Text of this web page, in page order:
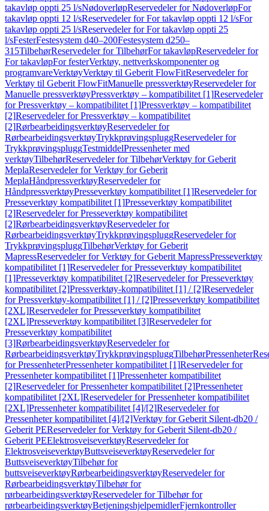
takavløp oppti 25 l/sNødoverløpReservedeler for NødoverløpFor
takavløp oppti 12 l/sReservedeler for For takavløp oppti 12 l/sFor
takavløp oppti 25 l/sReservedeler for For takavløp oppti 25
l/sFesterFestesystem d40–200Festesystem d250–
315TilbehørReservedeler for TilbehørFor takavløpReservedeler for
For takavløpFor festerVerktøy, nettverkskomponenter og
programvareVerktøyVerktøy til Geberit FlowFitReservedeler for
Verktøy til Geberit FlowFitManuelle pressverktøyReservedeler for
Manuelle pressverktøyPressverktøy – kompatibilitet [1]Reservedeler
for Pressverktøy – kompatibilitet [1]Pressverktøy – kompatibilitet
[2]Reservedeler for Pressverktøy – kompatibilitet
[2]RørbearbeidingsverktøyReservedeler for
RørbearbeidingsverktøyTrykkprøvingspluggReservedeler for
TrykkprøvingspluggTestmiddelPressenheter med
verktøyTilbehørReservedeler for TilbehørVerktøy for Geberit
MeplaReservedeler for Verktøy for Geberit
MeplaHåndpressverktøyReservedeler for
HåndpressverktøyPresseverktøy kompatibilitet [1]Reservedeler for
Presseverktøy kompatibilitet [1]Presseverktøy kompatibilitet
[2]Reservedeler for Presseverktøy kompatibilitet
[2]RørbearbeidingsverktøyReservedeler for
RørbearbeidingsverktøyTrykkprøvingspluggReservedeler for
TrykkprøvingspluggTilbehørVerktøy for Geberit
MapressReservedeler for Verktøy for Geberit MapressPresseverktøy
kompatibilitet [1]Reservedeler for Presseverktøy kompatibilitet
[1]Presseverktøy kompatibilitet [2]Reservedeler for Presseverktøy
kompatibilitet [2]Pressverktøy-kompatibilitet [1] / [2]Reservedeler
for Pressverktøy-kompatibilitet [1] / [2]Presseverktøy kompatibilitet
[2XL]Reservedeler for Presseverktøy kompatibilitet
[2XL]Presseverktøy kompatibilitet [3]Reservedeler for
Presseverktøy kompatibilitet
[3]RørbearbeidingsverktøyReservedeler for
RørbearbeidingsverktøyTrykkprøvingspluggTilbehørPressenheter
for PressenheterPressenheter kompatibilitet [1]Reservedeler for
Pressenheter kompatibilitet [1]Pressenheter kompatibilitet
[2]Reservedeler for Pressenheter kompatibilitet [2]Pressenheter
kompatibilitet [2XL]Reservedeler for Pressenheter kompatibilitet
[2XL]Pressenheter kompatibilitet [4]/[2]Reservedeler for
Pressenheter kompatibilitet [4]/[2]Verktøy for Geberit Silent-db20 /
Geberit PEReservedeler for Verktøy for Geberit Silent-db20 /
Geberit PEElektrosveiseverktøyReservedeler for
ElektrosveiseverktøyButtsveiseverktøyReservedeler for
ButtsveiseverktøyTilbehør for
buttsveiseverktøyRørbearbeidingsverktøyReservedeler for
RørbearbeidingsverktøyTilbehør for
rørbearbeidingsverktøyReservedeler for Tilbehør for
rørbearbeidingsverktøyBetjeningshjelpemidlerFjernkontroller